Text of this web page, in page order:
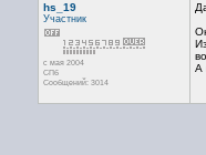
hs_19
Участник
с мая 2004
СПб
Сообщений: 3014
А